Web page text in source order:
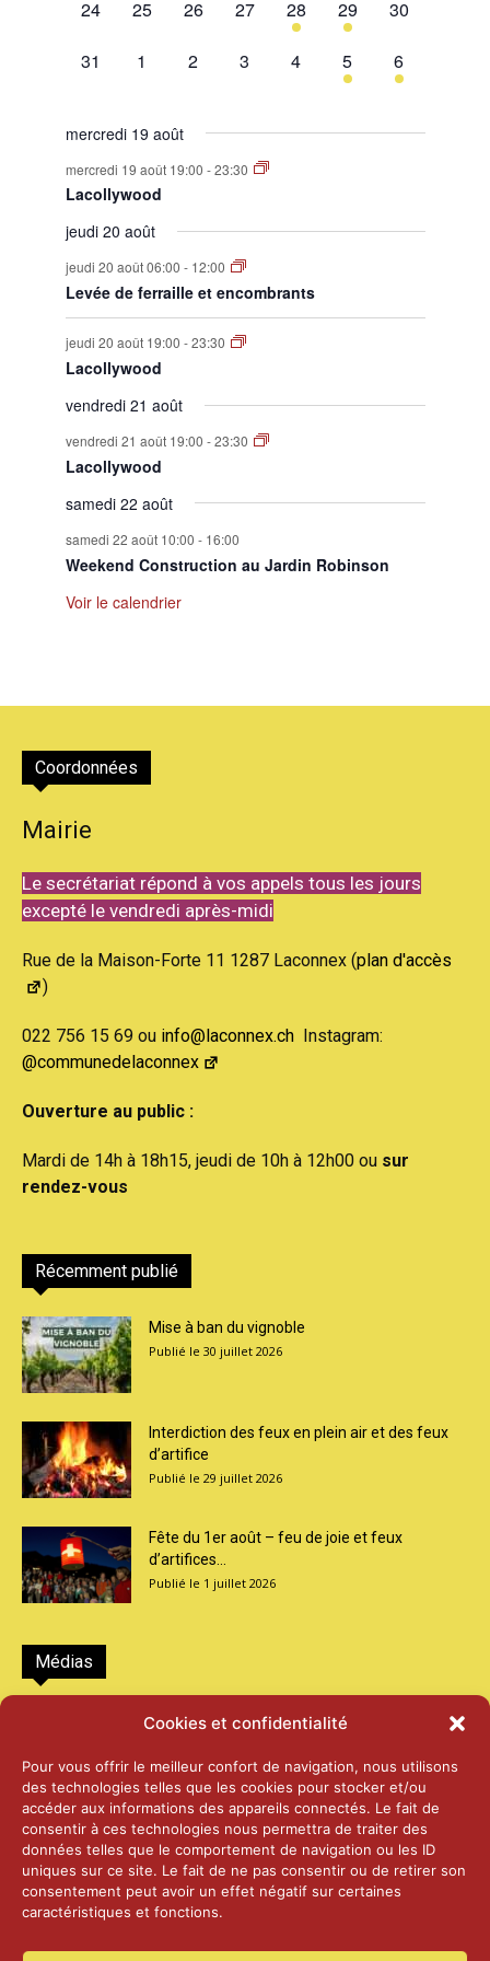
Cookies et confidentialité
Pour vous offrir le meilleur confort de navigation, nous utilisons
des technologies telles que les cookies pour stocker et/ou
accéder aux informations des appareils connectés. Le fait de
consentir à ces technologies nous permettra de traiter des
données telles que le comportement de navigation ou les ID
uniques sur ce site. Le fait de ne pas consentir ou de retirer son
consentement peut avoir un effet négatif sur certaines
caractéristiques et fonctions.
0
24
0
25
0
26
0
évènement,
27
1
évènement,
28
1
évènement,
29
0
30
0
31
0
1
0
2
0
3
0
évènement,
4
1
évènement,
5
1
évènement,
6
mercredi 19 août
mercredi 19 août 19:00 -23:30
Lacollywood
jeudi 20 août
jeudi 20 août 06:00 - 12:00
Levée de ferraille et encombrants
jeudi 20 août 19:00 -23:30
Lacollywood
vendredi 21 août
vendredi 21 août 19:00 -23:30
Lacollywood
samedi 22 août
samedi 22 août 10:00 - 16:00
Weekend Construction au Jardin Robinson
Voir le calendrier
Coordonnées
Mairie
Le secrétariat répond à vos appels tous les jours
excepté le vendredi après-midi
Rue de la Maison-Forte 11 1287 Laconnex (plan d'accès
)
022 756 15 69 ou info@laconnex.ch Instagram:
@communedelaconnex
Ouverture au public :
Mardi de 14h à 18h15, jeudi de 10h à 12h00 ou sur
rendez-vous
Récemment publié
Mise à ban du vignoble
30 juillet 2026
Interdiction des feux en plein air et des feux
d’artifice
29 juillet 2026
Fête du 1er août – feu de joie et feux
d’artifices...
1 juillet 2026
Médias
2026 – Laiterie d’Orsières et Abbaye de St-
25 juin 2026
2025 – Palais Fédéral – Berne
25 juin 2026
14 janvier 2025